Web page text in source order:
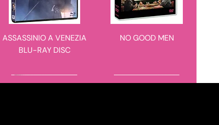
ASSASSINIO A VENEZIA
BLU-RAY DISC
NO GOOD MEN
novità in arrivo novità in arrivo